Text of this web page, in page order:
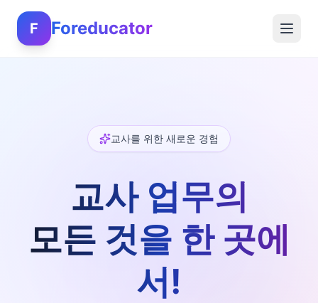
F Foreducator
교사를 위한 새로운 경험
교사 업무의
모든 것을 한 곳에
서!